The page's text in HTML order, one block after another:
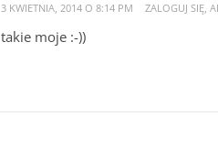
3 KWIETNIA, 2014 O 8:14 PM ZALOGUJ SIĘ,
takie moje :-))